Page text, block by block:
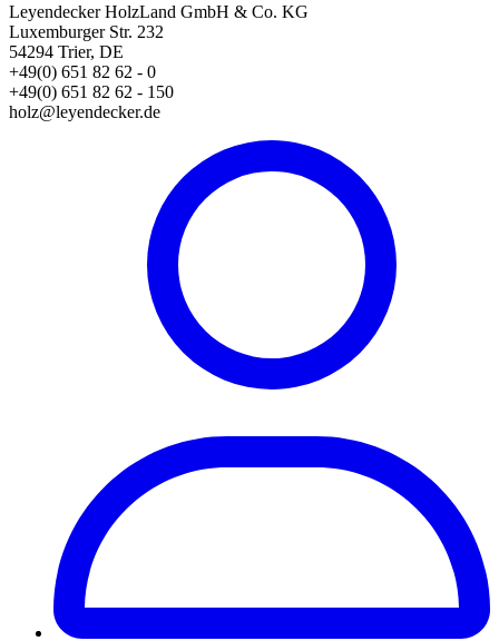
Leyendecker HolzLand GmbH & Co. KG
Luxemburger Str. 232
54294 Trier, DE
+49(0) 651 82 62 - 0
+49(0) 651 82 62 - 150
holz@leyendecker.de